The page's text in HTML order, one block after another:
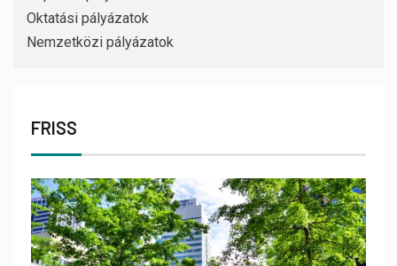
Oktatási pályázatok
Nemzetközi pályázatok
FRISS